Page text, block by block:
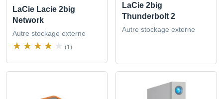
LaCie Lacie 2big
Network
Autre stockage externe
(1)
LaCie 2big
Thunderbolt 2
Autre stockage externe